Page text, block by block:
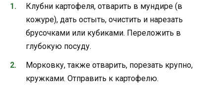
Клубни картофеля, отварить в мундире (в
кожуре), дать остыть, очистить и нарезать
брусочками или кубиками. Переложить в
глубокую посуду.
Морковку, также отварить, порезать крупно,
кружками. Отправить к картофелю.